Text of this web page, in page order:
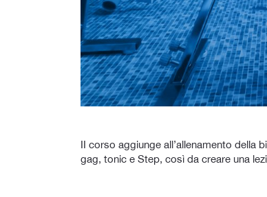
II corso aggiunge all’allenamento della
gag, tonic e Step, così da creare una